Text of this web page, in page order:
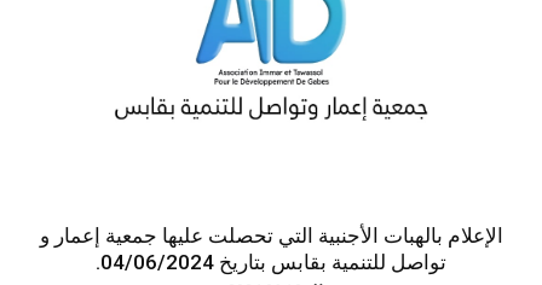
الإعلام بالهبات الأجنبية التي تحصلت عليها جمعية إعمار و
تواصل للتنمية بقابس بتاريخ 04/06/2024.